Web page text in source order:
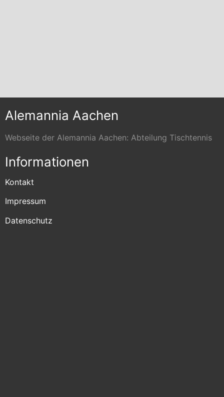
Alemannia Aachen
Webseite der Alemannia Aachen: Abteilung Tischtennis
Informationen
Kontakt
Impressum
Datenschutz